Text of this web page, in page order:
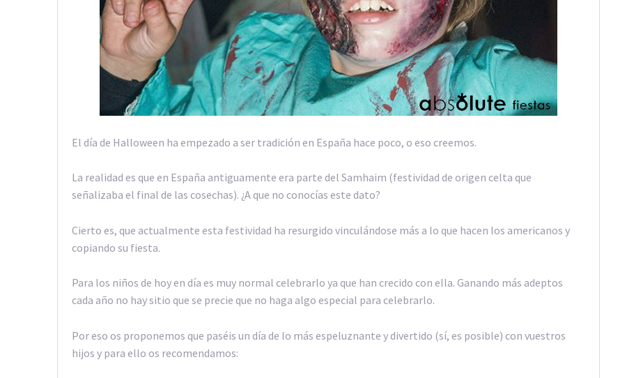
El día de Halloween ha empezado a ser tradición en España hace poco, o eso creemos.
La realidad es que en España antiguamente era parte del Samhaim (festividad de origen celta que
señalizaba el final de las cosechas). ¿A que no conocías este dato?
Cierto es, que actualmente esta festividad ha resurgido vinculándose más a lo que hacen los americanos y
copiando su fiesta.
Para los niños de hoy en día es muy normal celebrarlo ya que han crecido con ella. Ganando más adeptos
cada año no hay sitio que se precie que no haga algo especial para celebrarlo.
Por eso os proponemos que paséis un día de lo más espeluznante y divertido (sí, es posible) con vuestros
hijos y para ello os recomendamos: